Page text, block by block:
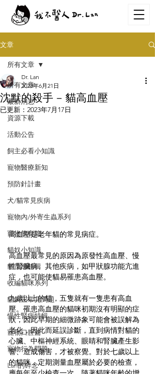
文章
所有文章
最新消息
資源下載
活動公告
飼主必看小知識
寵物醫療新知
預防針計畫
犬/貓常見疾病
寵物內/外寄生蟲系列
寵物飲食篇
貓奴小知識
貓流感特輯
收編貓咪系列
貓飼主常見問題
慢性腎病特輯
寵物口腔篇
寵物行為問題
Lan的碎念
所有文章
沈默的殺手 – 貓高血壓
Dr. Lan
2023年6月21日
已更新： 2023年7月17日
高血壓是老年貓的常見病症。
高血壓最常見的原因為原發性高血壓、慢
性腎臟病、其他疾病，如甲狀腺功能亢進
症，也可能使貓易罹患高血壓。
九歲以上的貓，五隻就有一隻患有高血
壓。罹患高血壓的貓咪初期沒有明顯的症
狀，因此早期的細微跡象可能會被誤解為
老化，因此而延誤診斷，直到病情對貓的
心臟、中樞神經系統、眼睛和腎臟產生影
響、造成傷害，才被察覺。對於七歲以上
的貓咪，定期測量血壓屬於必要的檢查，